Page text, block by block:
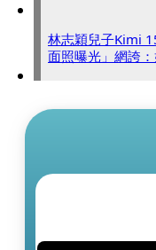
林志穎兒子Kimi
面照曝光」網誇